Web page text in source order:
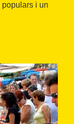
i un